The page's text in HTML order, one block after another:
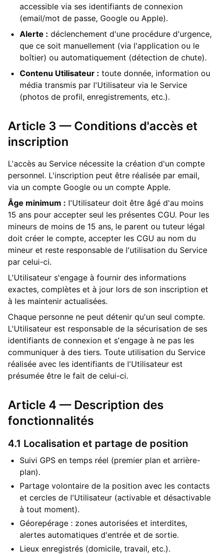
accessible via ses identifiants de connexion
(email/mot de passe, Google ou Apple).
Alerte : déclenchement d'une procédure d'urgence,
que ce soit manuellement (via l'application ou le
boîtier) ou automatiquement (détection de chute).
Contenu Utilisateur : toute donnée, information ou
média transmis par l'Utilisateur via le Service
(photos de profil, enregistrements, etc.).
Article 3 — Conditions d'accès et
inscription
L'accès au Service nécessite la création d'un compte
personnel. L'inscription peut être réalisée par email,
via un compte Google ou un compte Apple.
Âge minimum : l'Utilisateur doit être âgé d'au moins
15 ans pour accepter seul les présentes CGU. Pour les
mineurs de moins de 15 ans, le parent ou tuteur légal
doit créer le compte, accepter les CGU au nom du
mineur et reste responsable de l'utilisation du Service
par celui-ci.
L'Utilisateur s'engage à fournir des informations
exactes, complètes et à jour lors de son inscription et
à les maintenir actualisées.
Chaque personne ne peut détenir qu'un seul compte.
L'Utilisateur est responsable de la sécurisation de ses
identifiants de connexion et s'engage à ne pas les
communiquer à des tiers. Toute utilisation du Service
réalisée avec les identifiants de l'Utilisateur est
présumée être le fait de celui-ci.
Article 4 — Description des
fonctionnalités
4.1 Localisation et partage de position
Suivi GPS en temps réel (premier plan et arrière-
plan).
Partage volontaire de la position avec les contacts
et cercles de l'Utilisateur (activable et désactivable
à tout moment).
Géorepérage : zones autorisées et interdites,
alertes automatiques d'entrée et de sortie.
Lieux enregistrés (domicile, travail, etc.).